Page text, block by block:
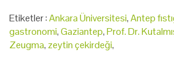
Etiketler :Ankara Üniversitesi,Antep
gastronomi,Gaziantep,Prof. Dr.
Zeugma, zeytin çekirdeği,